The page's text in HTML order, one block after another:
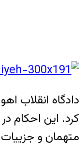
دادگاه انقلاب
متهمان و